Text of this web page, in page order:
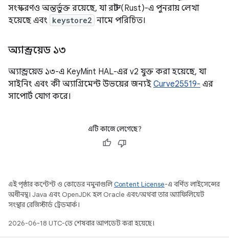
সংস্করণও অন্তর্ভুক্ত রয়েছে, যা রাস্ট (Rust)-এ পুনরায় লেখা
হয়েছে এবং keystore2 নামে পরিচিত।
অ্যান্ড্রয়েড ১৩
অ্যান্ড্রয়েড ১৩-এ KeyMint HAL-এর v2 যুক্ত করা হয়েছে, যা
সাইনিং এবং কী অ্যাগ্রিমেন্ট উভয়ের জন্যই Curve25519- এর
সাপোর্ট যোগ করে।
এটি কাজে লেগেছে?
এই পৃষ্ঠার কন্টেন্ট ও কোডের নমুনাগুলিContent License-এ বর্ণিত লাইসেন্সের
অধীনস্থ। Java এবং OpenJDK হল Oracle এবং/অথবা তার অ্যাফিলিয়েট
সংস্থার রেজিস্টার্ড ট্রেডমার্ক।
2026-06-18 UTC-তে শেষবার আপডেট করা হয়েছে।